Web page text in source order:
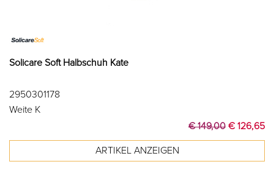
Solicare Soft Halbschuh Kate
2950301178
Weite K
€ 149,00 € 126,65